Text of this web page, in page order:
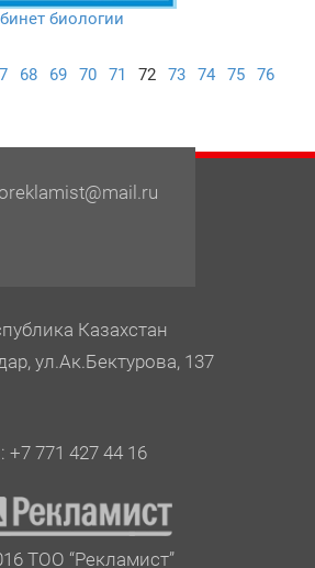
биологии
68 69 70 71 72 73 74 75
76
Казахстан
ул.Ак.Бектурова, 137
+7 771 427 44 16
ТОО “Рекламист”